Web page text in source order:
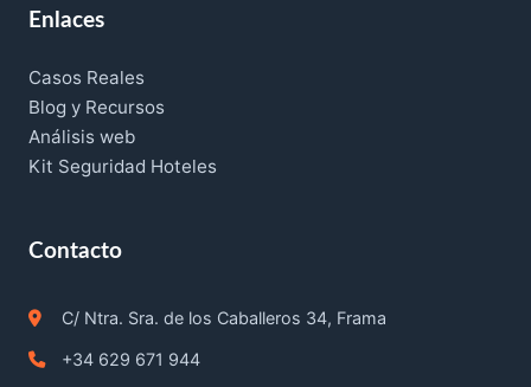
Enlaces
Casos Reales
Blog y Recursos
Análisis web
Kit Seguridad Hoteles
Contacto
C/ Ntra. Sra. de los Caballeros 34, Frama
+34 629 671 944